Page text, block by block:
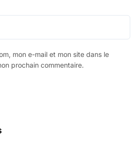
mon e-mail et mon site dans le
prochain commentaire.